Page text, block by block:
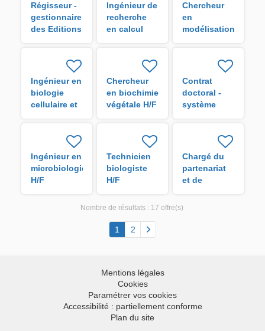
Régisseur -
gestionnaire
des Editions
Ingénieur de
recherche
en calcul
Chercheur
en
modélisation
urbains H/F
Ingénieur en
biologie
cellulaire et
Chercheur
en biochimie
végétale H/F
Contrat
doctoral -
système
physique–
biogéochimique
H/F
Ingénieur en
microbiologie
H/F
Technicien
biologiste
H/F
Chargé du
partenariat
et de
Nombre de résultats : 17 offre(s)
1 2
Mentions légales
Cookies
Paramétrer vos cookies
Accessibilité : partiellement conforme
Plan du site